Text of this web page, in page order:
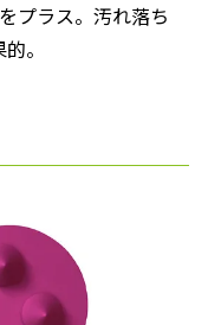
プラス。汚れ落ち
。